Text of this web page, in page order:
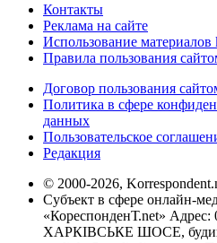
Контакты
Реклама на сайте
Использование материалов
Правила пользования
Договор пользования
Политика в сфере
данных
Пользовательское
Редакция
© 2000-2026,
Субъект в сфере онлайн-
«КореспонденТ.net» Адрес:
ХАРКІВСЬКЕ ШОСЕ,